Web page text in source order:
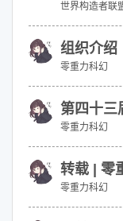
世界构造者联
组织介绍
零重力科幻
第四十三
零重力科幻
转载 | 零
零重力科幻